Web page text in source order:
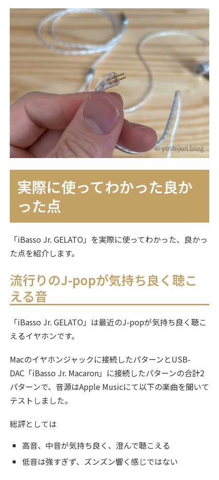
実際に使ってわかった良か
った点
「iBasso Jr. GELATO」を実際に使ってわかった、良かっ
た点を紹介します。
流行りのJ-popが気持ち良く聴こ
える音
「iBasso Jr. GELATO」は最近のJ-popが気持ち良く聴こ
えるイヤホンです。
Macのイヤホンジャックに接続したパターンとUSB-
DAC「iBasso Jr. Macaron」に接続したパターンの合計2
パターンで、音源はApple Musicにて以下の楽曲を聞いて
テストしました。
総評としては
高音、中音が気持ち良く、澄んで聴こえる
低音は強すぎず、ズンズン響く感じではない